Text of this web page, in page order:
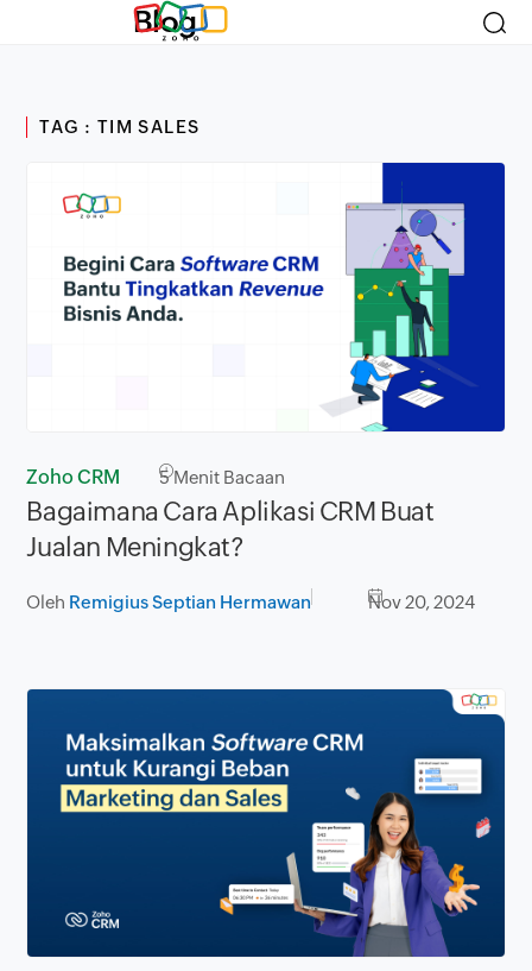
Blog
TAG : TIM SALES
Zoho CRM 5Menit Bacaan
Bagaimana Cara Aplikasi CRM Buat
Jualan Meningkat?
Oleh Remigius Septian Hermawan Nov 20, 2024